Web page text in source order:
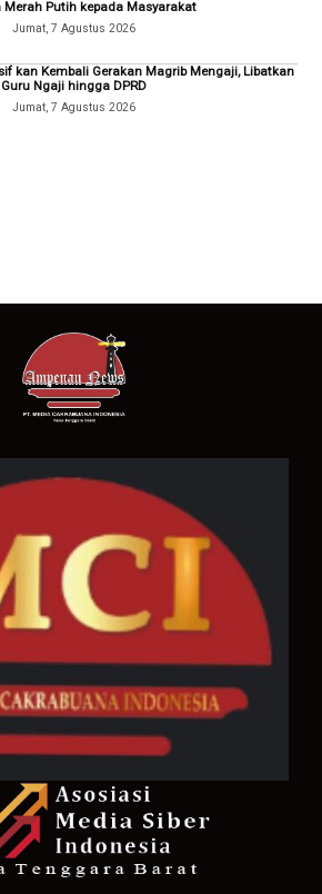
Merah Putih kepada Masyarakat
Jumat, 7 Agustus 2026
kan Kembali Gerakan Magrib Mengaji, Libatkan
Guru Ngaji hingga DPRD
Jumat, 7 Agustus 2026